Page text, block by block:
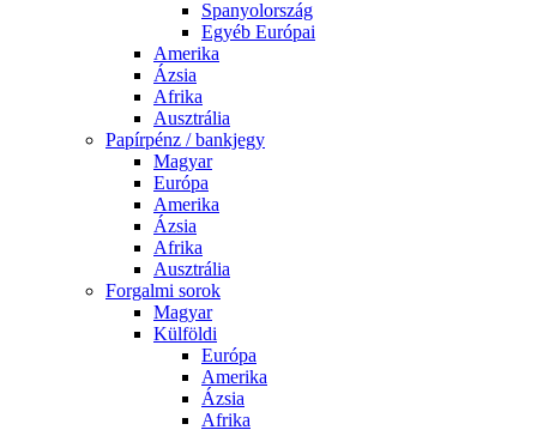
Spanyolország
Egyéb Európai
Amerika
Ázsia
Afrika
Ausztrália
Papírpénz / bankjegy
Magyar
Európa
Amerika
Ázsia
Afrika
Ausztrália
Forgalmi sorok
Magyar
Külföldi
Európa
Amerika
Ázsia
Afrika